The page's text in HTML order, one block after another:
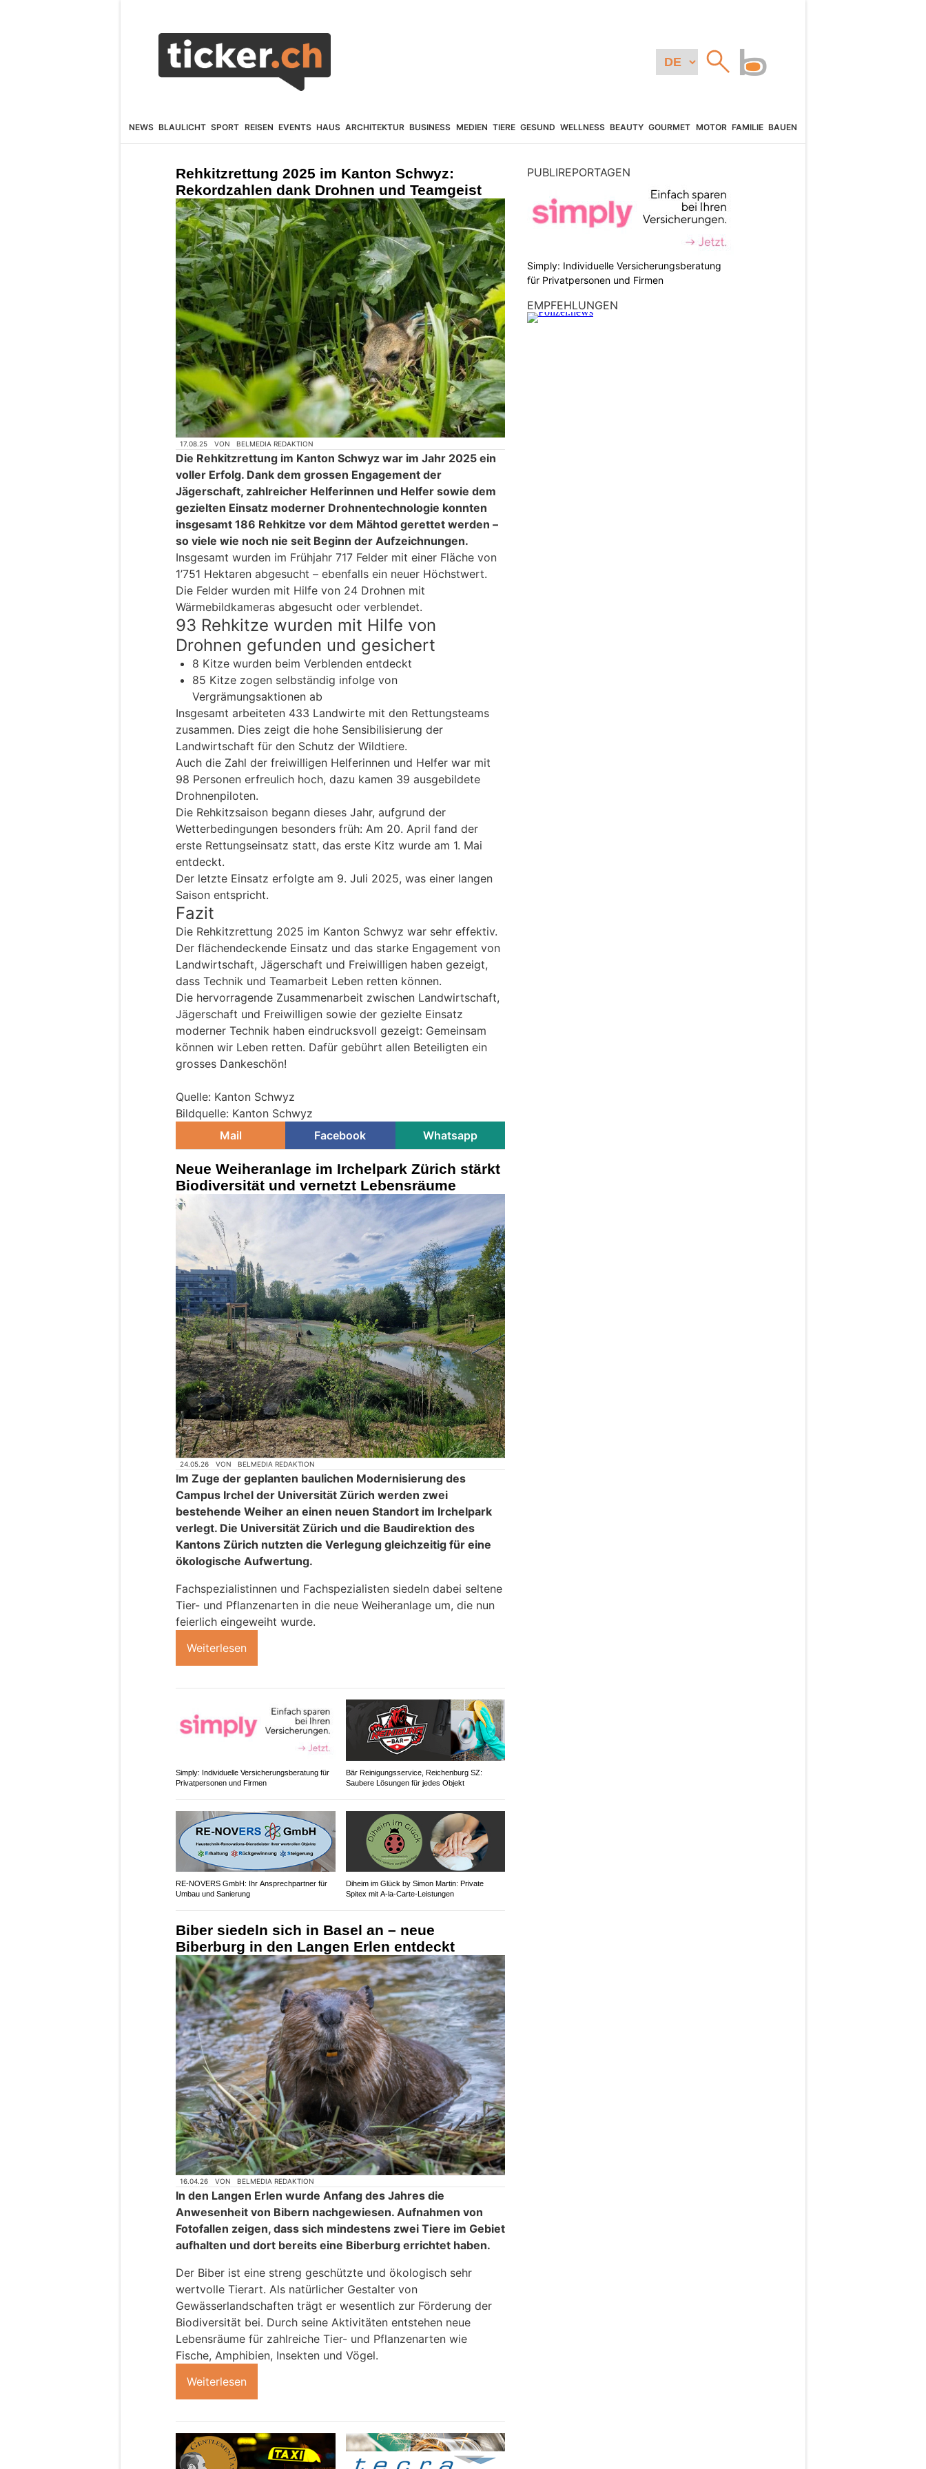
NEWS BLAULICHT SPORT REISEN EVENTS HAUS ARCHITEKTUR BUSINESS MEDIEN TIERE GESUND WELLNESS BEAUTY GOURMET MOTOR FAMILIE BAUEN
Rehkitzrettung 2025 im Kanton Schwyz:
Rekordzahlen dank Drohnen und Teamgeist
17.08.25 VON BELMEDIA REDAKTION
Die Rehkitzrettung im Kanton Schwyz war im Jahr 2025 ein
voller Erfolg. Dank dem grossen Engagement der
Jägerschaft, zahlreicher Helferinnen und Helfer sowie dem
gezielten Einsatz moderner Drohnentechnologie konnten
insgesamt 186 Rehkitze vor dem Mähtod gerettet werden –
so viele wie noch nie seit Beginn der Aufzeichnungen.
Insgesamt wurden im Frühjahr 717 Felder mit einer Fläche von
1’751 Hektaren abgesucht – ebenfalls ein neuer Höchstwert.
Die Felder wurden mit Hilfe von 24 Drohnen mit
Wärmebildkameras abgesucht oder verblendet.
93 Rehkitze wurden mit Hilfe von
Drohnen gefunden und gesichert
8 Kitze wurden beim Verblenden entdeckt
85 Kitze zogen selbständig infolge von
Vergrämungsaktionen ab
Insgesamt arbeiteten 433 Landwirte mit den Rettungsteams
zusammen. Dies zeigt die hohe Sensibilisierung der
Landwirtschaft für den Schutz der Wildtiere.
Auch die Zahl der freiwilligen Helferinnen und Helfer war mit
98 Personen erfreulich hoch, dazu kamen 39 ausgebildete
Drohnenpiloten.
Die Rehkitzsaison begann dieses Jahr, aufgrund der
Wetterbedingungen besonders früh: Am 20. April fand der
erste Rettungseinsatz statt, das erste Kitz wurde am 1. Mai
entdeckt.
Der letzte Einsatz erfolgte am 9. Juli 2025, was einer langen
Saison entspricht.
Fazit
Die Rehkitzrettung 2025 im Kanton Schwyz war sehr effektiv.
Der flächendeckende Einsatz und das starke Engagement von
Landwirtschaft, Jägerschaft und Freiwilligen haben gezeigt,
dass Technik und Teamarbeit Leben retten können.
Die hervorragende Zusammenarbeit zwischen Landwirtschaft,
Jägerschaft und Freiwilligen sowie der gezielte Einsatz
moderner Technik haben eindrucksvoll gezeigt: Gemeinsam
können wir Leben retten. Dafür gebührt allen Beteiligten ein
grosses Dankeschön!
Quelle: Kanton Schwyz
Bildquelle: Kanton Schwyz
Mail
Facebook Whatsapp
Neue Weiheranlage im Irchelpark Zürich stärkt
Biodiversität und vernetzt Lebensräume
24.05.26 VON BELMEDIA REDAKTION
Im Zuge der geplanten baulichen Modernisierung des
Campus Irchel der Universität Zürich werden zwei
bestehende Weiher an einen neuen Standort im Irchelpark
verlegt. Die Universität Zürich und die Baudirektion des
Kantons Zürich nutzten die Verlegung gleichzeitig für eine
ökologische Aufwertung.
Fachspezialistinnen und Fachspezialisten siedeln dabei seltene
Tier- und Pflanzenarten in die neue Weiheranlage um, die nun
feierlich eingeweiht wurde.
Weiterlesen
Simply: Individuelle Versicherungsberatung für
Privatpersonen und Firmen
Bär Reinigungsservice, Reichenburg SZ:
Saubere Lösungen für jedes Objekt
RE-NOVERS GmbH: Ihr Ansprechpartner für
Umbau und Sanierung
Diheim im Glück by Simon Martin: Private
Spitex mit A-la-Carte-Leistungen
Biber siedeln sich in Basel an – neue
Biberburg in den Langen Erlen entdeckt
16.04.26 VON BELMEDIA REDAKTION
In den Langen Erlen wurde Anfang des Jahres die
Anwesenheit von Bibern nachgewiesen. Aufnahmen von
Fotofallen zeigen, dass sich mindestens zwei Tiere im Gebiet
aufhalten und dort bereits eine Biberburg errichtet haben.
Der Biber ist eine streng geschützte und ökologisch sehr
wertvolle Tierart. Als natürlicher Gestalter von
Gewässerlandschaften trägt er wesentlich zur Förderung der
Biodiversität bei. Durch seine Aktivitäten entstehen neue
Lebensräume für zahlreiche Tier- und Pflanzenarten wie
Fische, Amphibien, Insekten und Vögel.
Weiterlesen
PUBLIREPORTAGEN
Simply: Individuelle Versicherungsberatung
für Privatpersonen und Firmen
EMPFEHLUNGEN